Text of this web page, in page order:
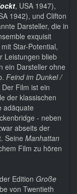
, USA 1947),
1942), und Clifton
Darsteller, die in
exquisit
Star-Potential,
Leistungen blieb
ein Darsteller ohne
Feind im Dunkel /
Film ist ein
der klassischen
adäquate
- neben
abseits der
Seine Manhattan
Film zu hören
Edition Große
von Twentieth